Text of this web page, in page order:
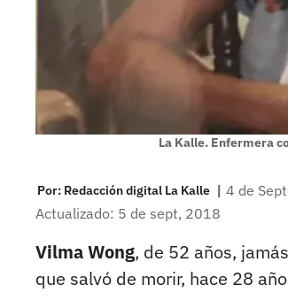
La Kalle. Enfermera
Por: Redacción digital La Kalle | 4 de
Actualizado: 5 de sept, 2018
Vilma Wong, de 52 años,
que salvó de morir, hace 28